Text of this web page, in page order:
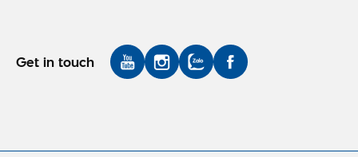
Get in touch